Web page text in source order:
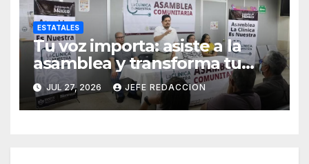
ESTATALES
Tu voz importa: asiste a la
asamblea y transforma tu
clínica del IMSS-Bienestar
JUL 27, 2026 JEFE REDACCION